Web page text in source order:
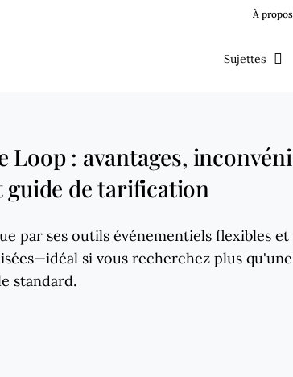
À propos
Sujettes
Loop : avantages,
de tarification
par ses outils événementiels flexibles et
si vous recherchez plus qu'une
standard.